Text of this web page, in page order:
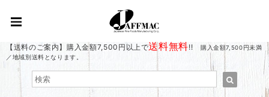
【送料のご案内】購入金額7,500円以上で送料無料!!
購入金額7,500円未満
／地域別送料となります。